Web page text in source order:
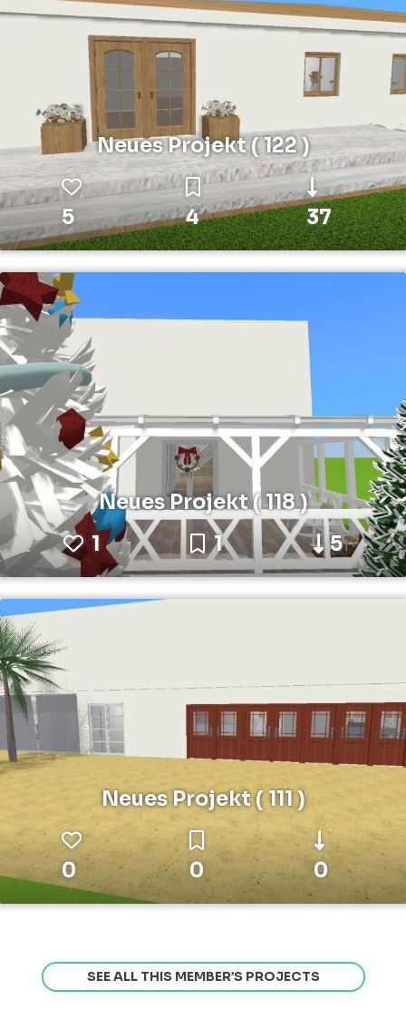
Neues Projekt ( 122 )
5 4 37
Neues Projekt ( 118 )
1
1 5
Neues Projekt ( 111 )
0 0 0
SEE ALL THIS MEMBER’S PROJECTS